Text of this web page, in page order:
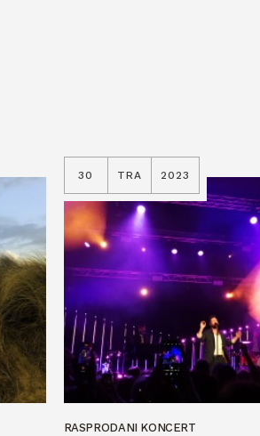
30 TRA 2023
RASPRODANI KONCERT